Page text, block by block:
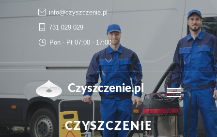
info@czyszczenie.pl
731 029 029
Pon - Pt 07:00 - 17:00
Czyszczenie.pl
CZYSZCZENIE